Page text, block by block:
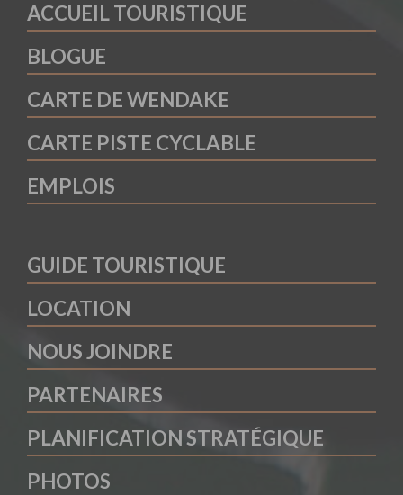
ACCUEIL TOURISTIQUE
BLOGUE
CARTE DE WENDAKE
CARTE PISTE CYCLABLE
EMPLOIS
GUIDE TOURISTIQUE
LOCATION
NOUS JOINDRE
PARTENAIRES
PLANIFICATION STRATÉGIQUE
PHOTOS